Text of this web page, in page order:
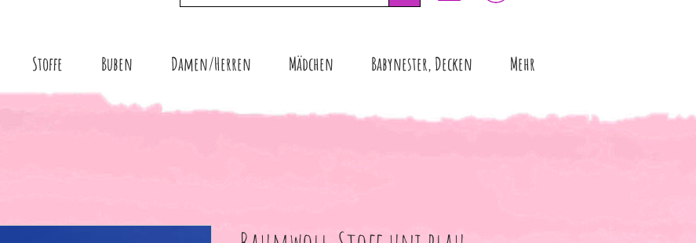
Stoffe Buben Damen/Herren Mädchen Babynester, Decken Mehr